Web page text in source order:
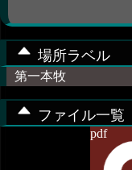
場所ラベル
第一本牧
ファイル一覧
pdf